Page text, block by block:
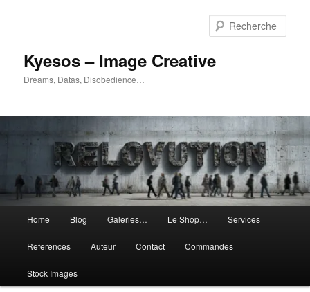
Kyesos – Image Creative
Dreams, Datas, Disobedience…
principal
Home Blog Galeries… Le Shop… Services
References Auteur Contact Commandes
Stock Images